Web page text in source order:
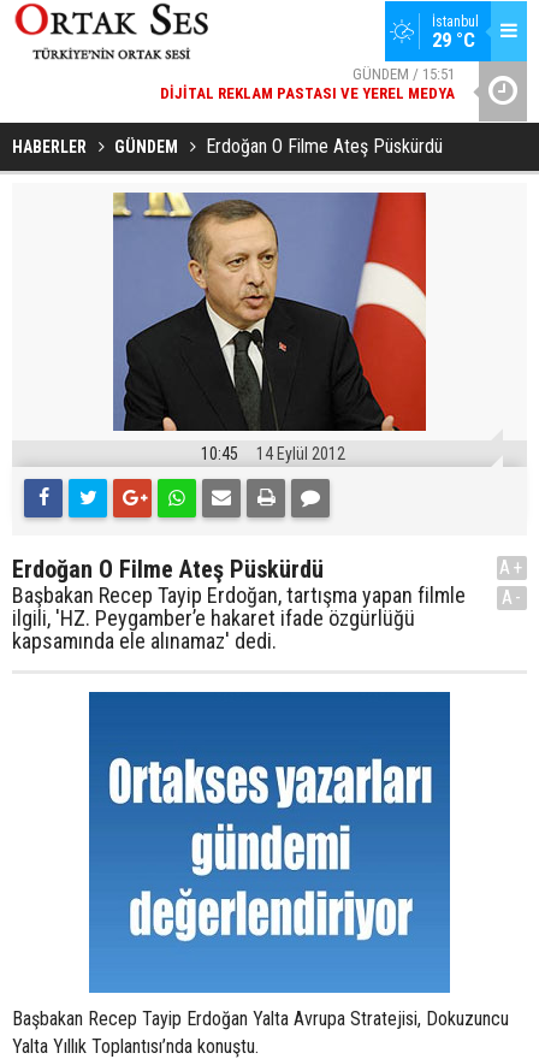
İstanbul
29 °C
GÜNDEM / 15:51
DIJITAL REKLAM PASTASI VE YEREL MEDYA
GENÇLERBIRLIĞI SPOR KULÜBÜNDEN AÇIKLAMA GELDI
HABERLER GÜNDEM Erdoğan O Filme Ateş Püskürdü
10:45 14 Eylül 2012
Erdoğan O Filme Ateş Püskürdü
Başbakan Recep Tayip Erdoğan, tartışma yapan filmle
ilgili, 'HZ. Peygamber’e hakaret ifade özgürlüğü
kapsamında ele alınamaz' dedi.
A+
A-
Başbakan Recep Tayip Erdoğan Yalta Avrupa Stratejisi, Dokuzuncu
Yalta Yıllık Toplantısı’nda konuştu.